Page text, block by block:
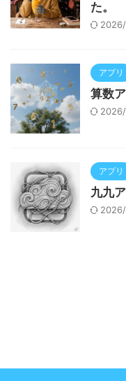
た。
アプリ
算数
アプリ
九九